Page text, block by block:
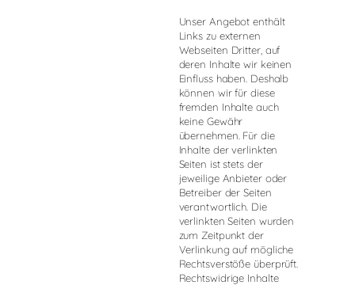
Unser Angebot enthält
Links zu externen
Webseiten Dritter, auf
deren Inhalte wir keinen
Einfluss haben. Deshalb
können wir für diese
fremden Inhalte auch
keine Gewähr
übernehmen. Für die
Inhalte der verlinkten
Seiten ist stets der
jeweilige Anbieter oder
Betreiber der Seiten
verantwortlich. Die
verlinkten Seiten wurden
zum Zeitpunkt der
Verlinkung auf mögliche
Rechtsverstöße überprüft.
Rechtswidrige Inhalte